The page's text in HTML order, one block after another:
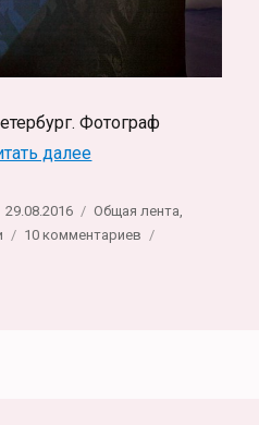
Фотограф
далее«Санкт-Петербург.
Опубликовано
29.08.2016 Рубрики
Общая лента,
10 комментариев